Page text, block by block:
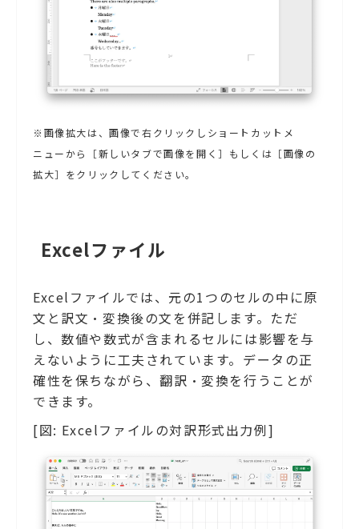
※画像拡大は、画像で右クリックしショートカットメ
ニューから［新しいタブで画像を開く］もしくは［画像の
拡大］をクリックしてください。
Excelファイル
Excelファイルでは、元の1つのセルの中に原
文と訳文・変換後の文を併記します。ただ
し、数値や数式が含まれるセルには影響を与
えないように工夫されています。データの正
確性を保ちながら、翻訳・変換を行うことが
できます。
[図: Excelファイルの対訳形式出力例]